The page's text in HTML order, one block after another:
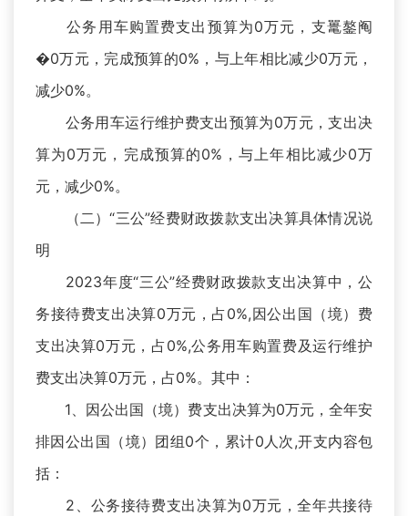
公务用车购置费支出预算为0万元，支鼍鏊阄
�0万元，完成预算的0%，与上年相比减少0万元，
减少0%。
公务用车运行维护费支出预算为0万元，支出决
算为0万元，完成预算的0%，与上年相比减少0万
元，减少0%。
（二）“三公”经费财政拨款支出决算具体情况说
明
2023年度“三公”经费财政拨款支出决算中，公
务接待费支出决算0万元，占0%,因公出国（境）费
支出决算0万元，占0%,公务用车购置费及运行维护
费支出决算0万元，占0%。其中：
1、因公出国（境）费支出决算为0万元，全年安
排因公出国（境）团组0个，累计0人次,开支内容包
括：
2、公务接待费支出决算为0万元，全年共接待